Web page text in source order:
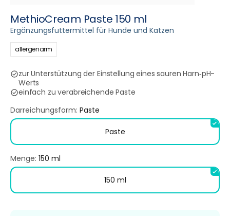
MethioCream Paste 150 ml
Ergänzungsfuttermittel für Hunde und Katzen
allergenarm
zur Unterstützung der Einstellung eines sauren Harn‑pH-
Werts
einfach zu verabreichende Paste
Darreichungsform: Paste
Paste
Menge: 150 ml
150 ml